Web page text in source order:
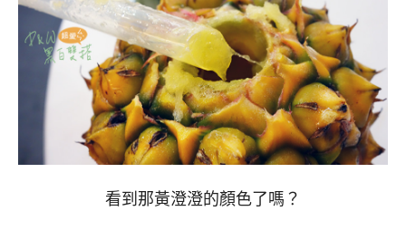
看到那黃澄澄的顏色了嗎？